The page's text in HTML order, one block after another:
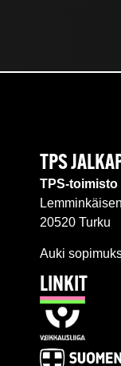
TPS
TPS-toimisto
20520 Turku
Auki
LINKIT